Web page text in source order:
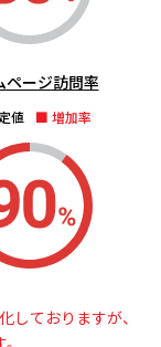
ページ訪問率
値 増加率
ておりますが、